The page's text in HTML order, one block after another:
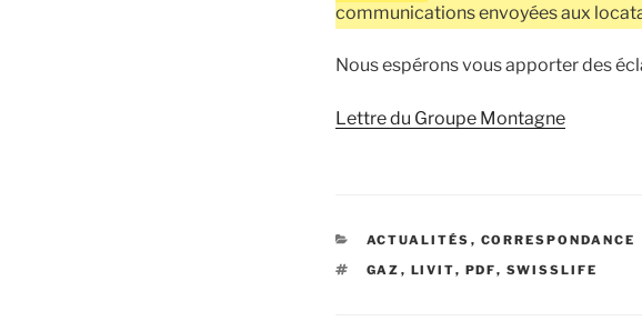
communications envoyées aux
Nous espérons vous apporter des
Lettre du Groupe Montagne
CATÉGORIES
ACTUALITÉS , CORRESPONDANCE
ÉTIQUETTES
GAZ , LIVIT, PDF, SWISSLIFE